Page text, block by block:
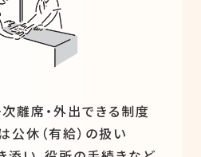
離席・外出できる制度
公休（有給）の扱い